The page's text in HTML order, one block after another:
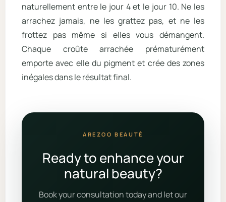
naturellement entre le jour 4 et le jour 10. Ne les
arrachez jamais, ne les grattez pas, et ne les
frottez pas même si elles vous démangent.
Chaque croûte arrachée prématurément
emporte avec elle du pigment et crée des zones
inégales dans le résultat final.
AREZOO BEAUTÉ
Ready to enhance your
natural beauty?
Book your consultation today and let our